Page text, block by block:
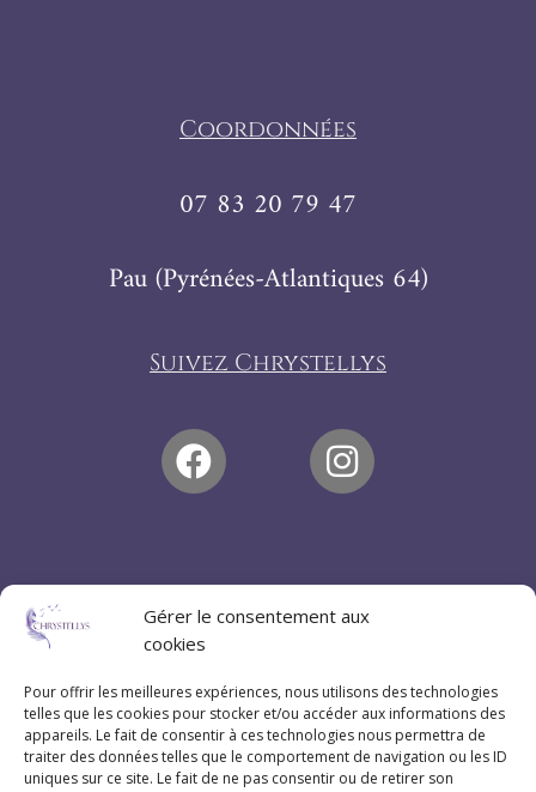
Gérer le consentement aux
cookies
Pour offrir les meilleures expériences, nous utilisons des technologies
telles que les cookies pour stocker et/ou accéder aux informations des
appareils. Le fait de consentir à ces technologies nous permettra de
traiter des données telles que le comportement de navigation ou les ID
uniques sur ce site. Le fait de ne pas consentir ou de retirer son
Coordonnées
07 83 20 79 47
Pau (Pyrénées-Atlantiques 64)
Suivez Chrystellys